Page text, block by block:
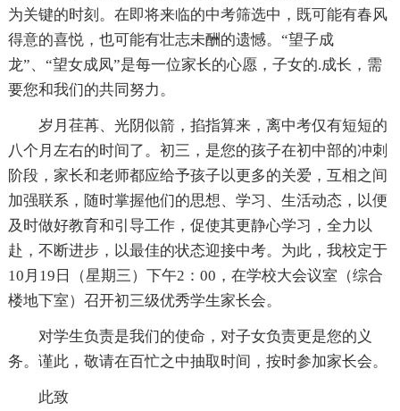
为关键的时刻。在即将来临的中考筛选中，既可能有春风
得意的喜悦，也可能有壮志未酬的遗憾。“望子成
龙”、“望女成凤”是每一位家长的心愿，子女的.成长，需
要您和我们的共同努力。
岁月荏苒、光阴似箭，掐指算来，离中考仅有短短的
八个月左右的时间了。初三，是您的孩子在初中部的冲刺
阶段，家长和老师都应给予孩子以更多的关爱，互相之间
加强联系，随时掌握他们的思想、学习、生活动态，以便
及时做好教育和引导工作，促使其更静心学习，全力以
赴，不断进步，以最佳的状态迎接中考。为此，我校定于
10月19日（星期三）下午2：00，在学校大会议室（综合
楼地下室）召开初三级优秀学生家长会。
对学生负责是我们的使命，对子女负责更是您的义
务。谨此，敬请在百忙之中抽取时间，按时参加家长会。
此致